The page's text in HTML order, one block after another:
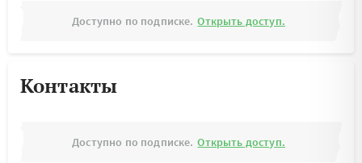
Доступно по подписке. Открыть доступ.
Контакты
Доступно по подписке. Открыть доступ.